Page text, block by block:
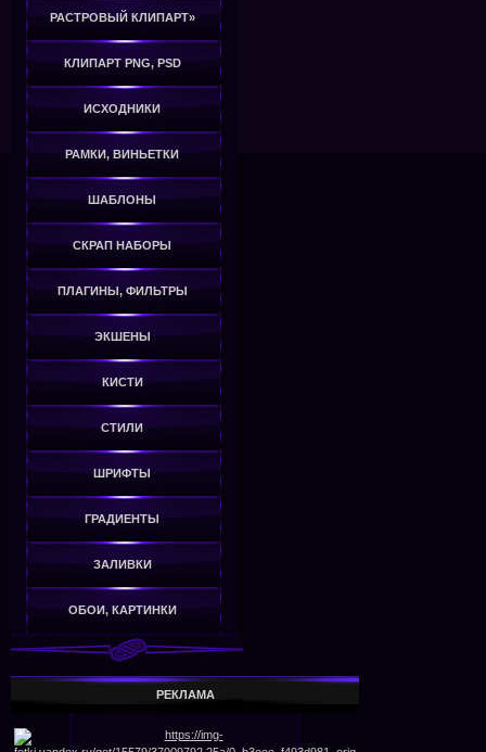
РАСТРОВЫЙ КЛИПАРТ»
КЛИПАРТ PNG, PSD
ИСХОДНИКИ
РАМКИ, ВИНЬЕТКИ
ШАБЛОНЫ
СКРАП НАБОРЫ
ПЛАГИНЫ, ФИЛЬТРЫ
ЭКШЕНЫ
КИСТИ
СТИЛИ
ШРИФТЫ
ГРАДИЕНТЫ
ЗАЛИВКИ
ОБОИ, КАРТИНКИ
РЕКЛАМА